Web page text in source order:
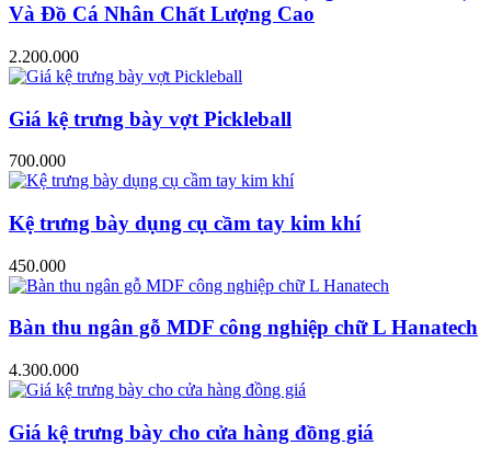
Và Đồ Cá Nhân Chất Lượng Cao
2.200.000
Giá kệ trưng bày vợt Pickleball
700.000
Kệ trưng bày dụng cụ cầm tay kim khí
450.000
Bàn thu ngân gỗ MDF công nghiệp chữ L Hanatech
4.300.000
Giá kệ trưng bày cho cửa hàng đồng giá